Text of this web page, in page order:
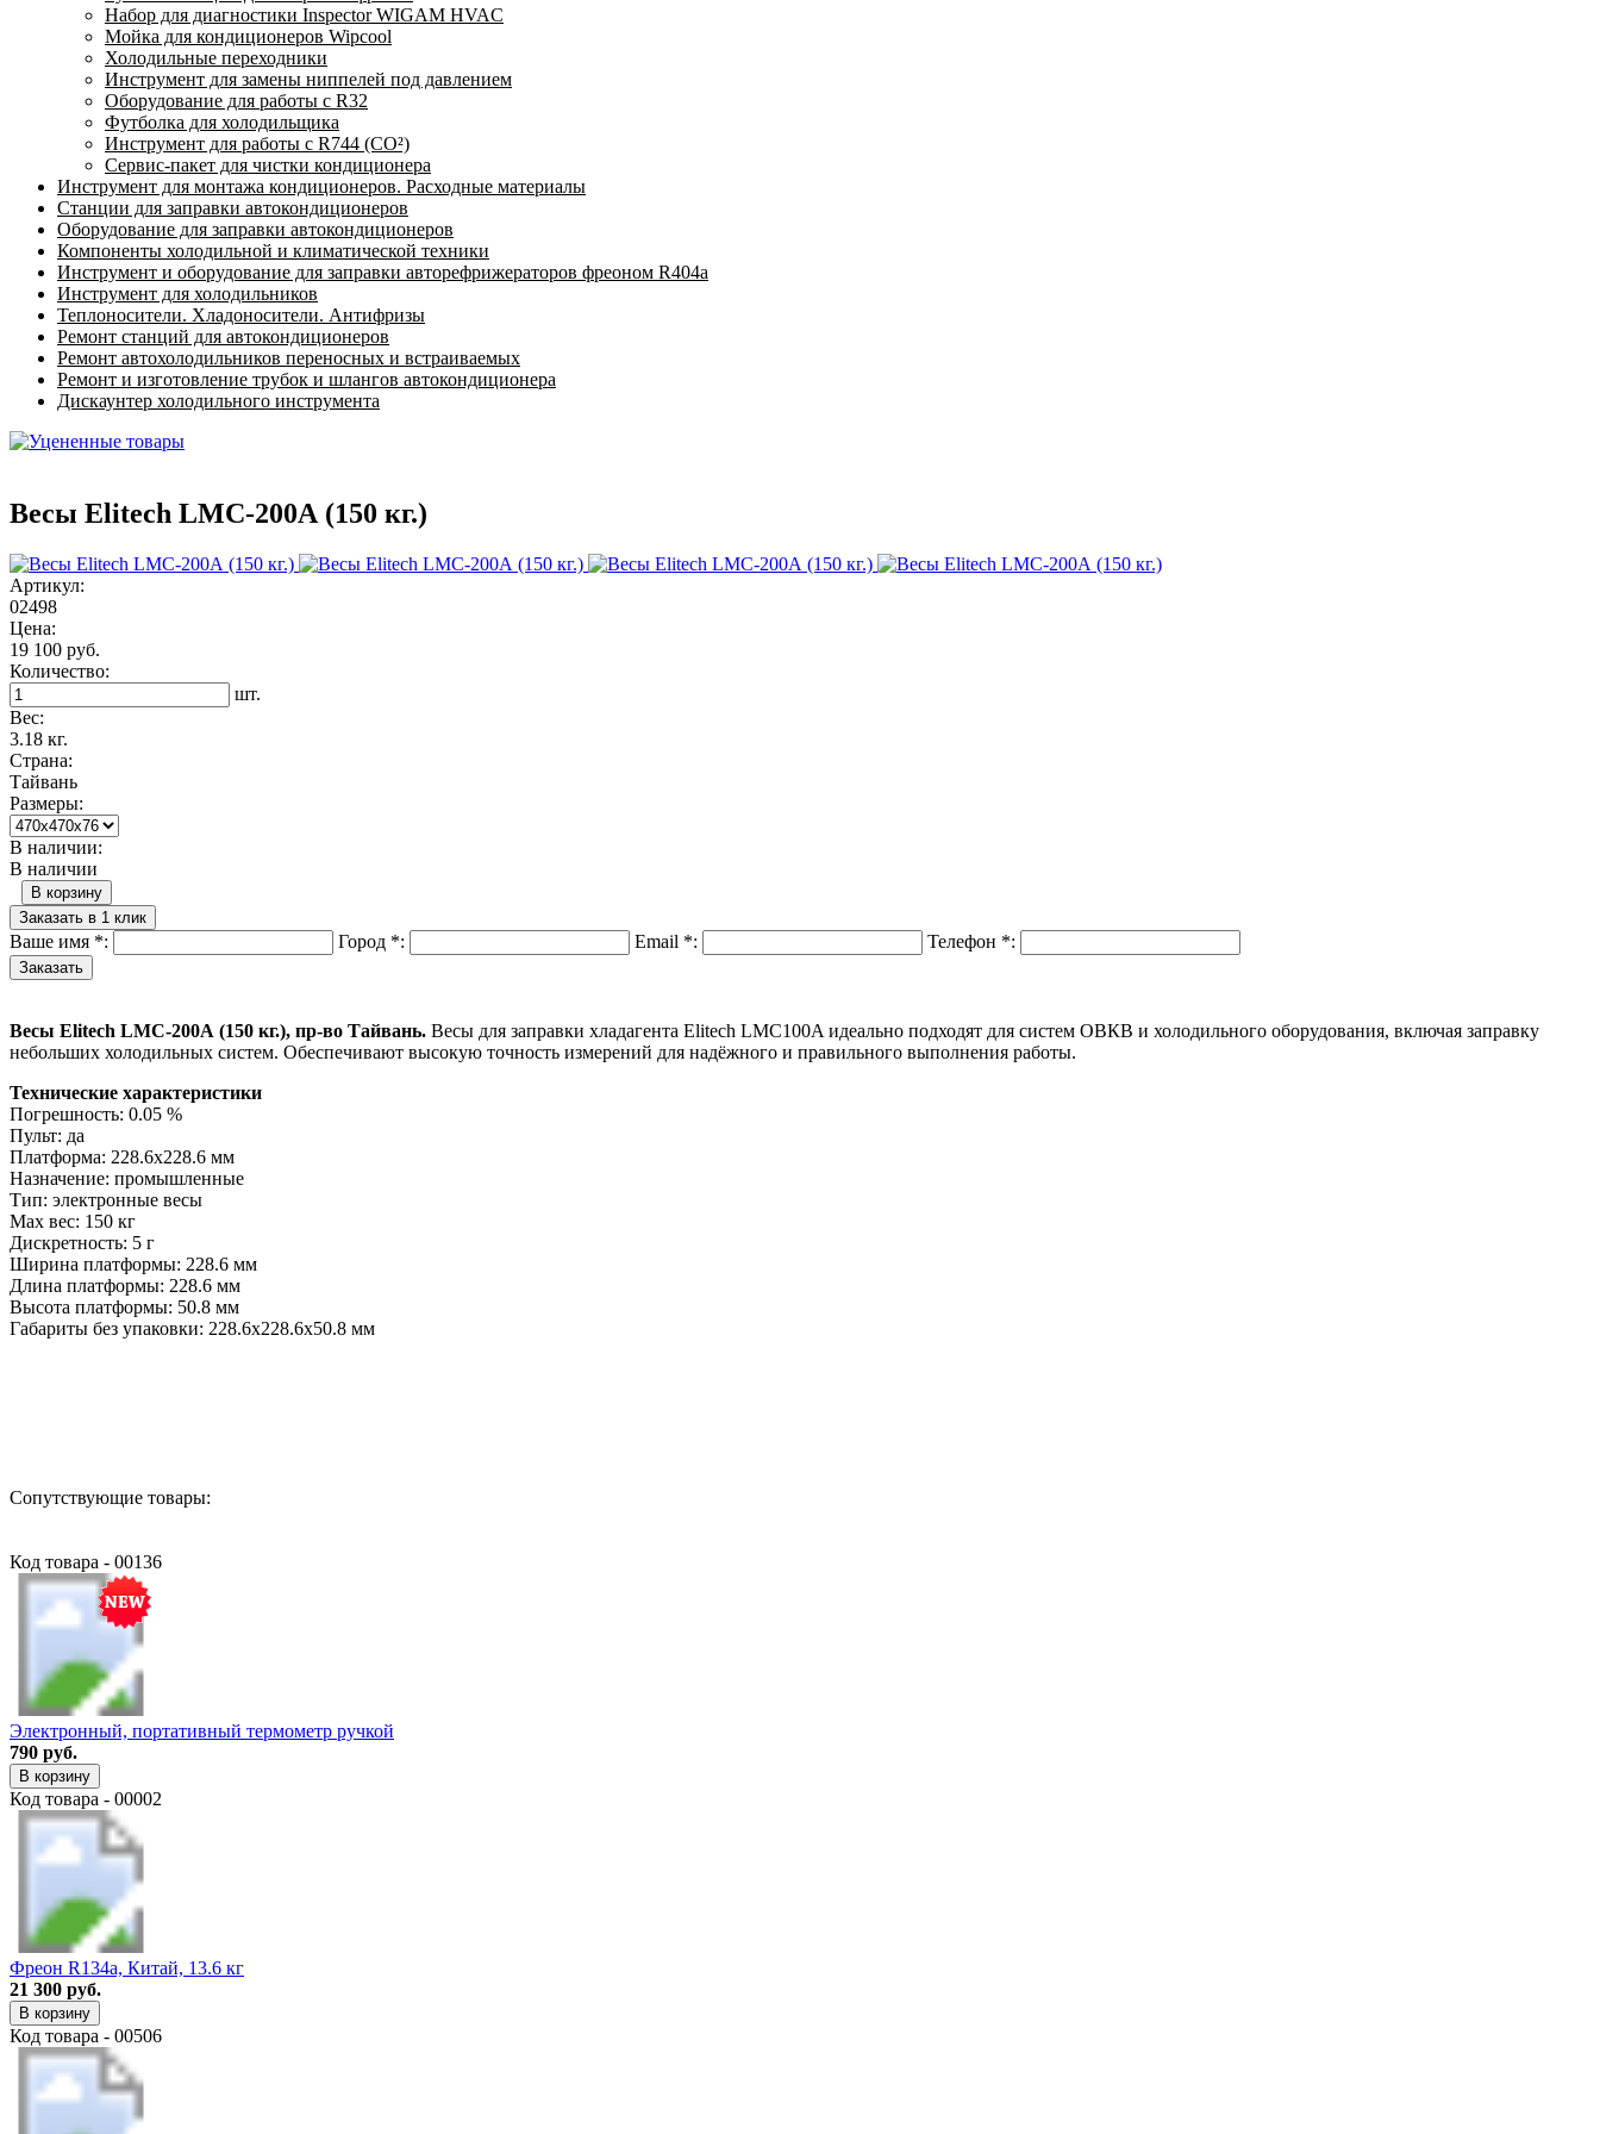
Набор для диагностики Inspector WIGAM HVAC
Мойка для кондиционеров Wipcool
Холодильные переходники
Инструмент для замены ниппелей под давлением
Оборудование для работы с R32
Футболка для холодильщика
Инструмент для работы с R744 (CO²)
Сервис-пакет для чистки кондиционера
Инструмент для монтажа кондиционеров. Расходные материалы
Станции для заправки автокондиционеров
Оборудование для заправки автокондиционеров
Компоненты холодильной и климатической техники
Инструмент и оборудование для заправки авторефрижераторов фреоном R404a
Инструмент для холодильников
Теплоносители. Хладоносители. Антифризы
Ремонт станций для автокондиционеров
Ремонт автохолодильников переносных и встраиваемых
Ремонт и изготовление трубок и шлангов автокондиционера
Дискаунтер холодильного инструмента
Весы Elitech LMC-200А (150 кг.)
Артикул:
02498
Цена:
19 100 руб.
Количество:
шт.
Вес:
3.18 кг.
Страна:
Тайвань
Размеры:
В наличии:
В наличии
В корзину
Заказать в 1 клик
Ваше имя *: Город *: Email *: Телефон *:
Весы Elitech LMC-200А (150 кг.), пр-во Тайвань. Весы для заправки хладагента Elitech LMC100A идеально подходят для систем ОВКВ и холодильного оборудования, включая заправку
небольших холодильных систем. Обеспечивают высокую точность измерений для надёжного и правильного выполнения работы.
Технические характеристики
Погрешность: 0.05 %
Пульт: да
Платформа: 228.6х228.6 мм
Назначение: промышленные
Тип: электронные весы
Мах вес: 150 кг
Дискретность: 5 г
Ширина платформы: 228.6 мм
Длина платформы: 228.6 мм
Высота платформы: 50.8 мм
Габариты без упаковки: 228.6х228.6х50.8 мм
Сопутствующие товары:
Код товара - 00136
Электронный, портативный термометр ручкой
790 руб.
В корзину
Код товара - 00002
Фреон R134a, Китай, 13.6 кг
21 300 руб.
В корзину
Код товара - 00506